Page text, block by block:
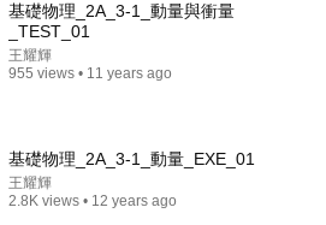
力與提問力｜未知寄給你的邀請函
｜完整版 20260801
基礎物理_2A_3-1_動量與衝量
_TEST_01
王耀輝
955 views • 11 years ago
基礎物理_2A_3-1_動量_EXE_01
王耀輝
2.8K views • 12 years ago